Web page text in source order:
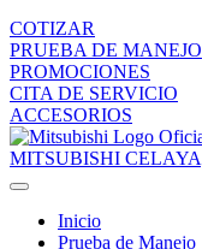
COTIZAR
PRUEBA DE MANEJO
PROMOCIONES
CITA DE SERVICIO
ACCESORIOS
MITSUBISHI CELAYA
Inicio
Prueba de Manejo